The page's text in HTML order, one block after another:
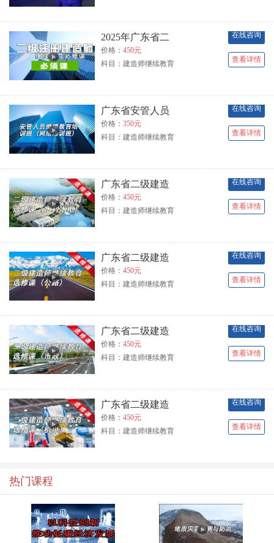
2025年广东省二
价格： 450元
科目：建造师继续教育
在线咨询
查看详情
广东省安管人员
价格： 350元
科目：建造师继续教育
在线咨询
查看详情
广东省二级建造
价格： 450元
科目：建造师继续教育
在线咨询
查看详情
广东省二级建造
价格： 450元
科目：建造师继续教育
在线咨询
查看详情
广东省二级建造
价格： 450元
科目：建造师继续教育
在线咨询
查看详情
广东省二级建造
价格： 450元
科目：建造师继续教育
在线咨询
查看详情
热门课程